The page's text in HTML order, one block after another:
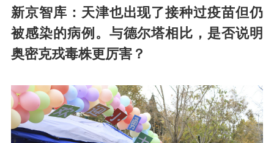
新京智库：天津也出现了接种过疫苗但仍
被感染的病例。与德尔塔相比，是否说明
奥密克戎毒株更厉害？